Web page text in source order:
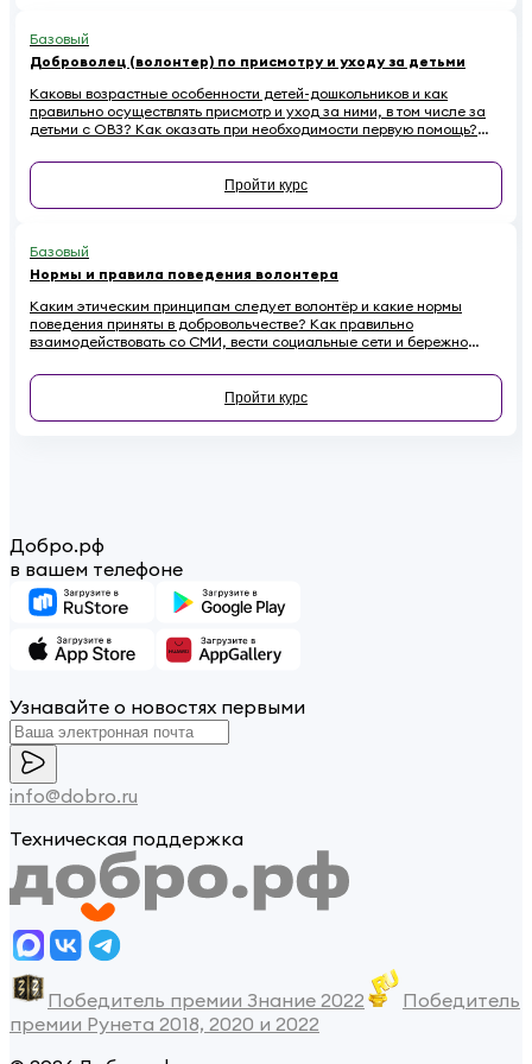
Базовый
Доброволец (волонтер) по присмотру и уходу за детьми
Каковы возрастные особенности детей-дошкольников и как
правильно осуществлять присмотр и уход за ними, в том числе за
детьми с ОВЗ? Как оказать при необходимости первую помощь?
добровольцев, работающих с детьми
Пройти курс
Базовый
Нормы и правила поведения волонтера
Каким этическим принципам следует волонтёр и какие нормы
поведения приняты в добровольчестве? Как правильно
взаимодействовать со СМИ, вести социальные сети и бережно
репутации? Если вы хотите стать осознанным и ответственным
волонтёром, этот онлайн-курс для вас.
Пройти курс
Добро.рф
в вашем телефоне
Узнавайте о новостях первыми
info@dobro.ru
Техническая поддержка
Победитель премии Знание 2022
Победитель
премии Рунета 2018, 2020 и 2022